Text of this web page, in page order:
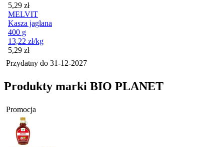
Cena
5,29 zł
MELVIT
Kasza jaglana
400 g
13,22 zł/kg
Cena
5,29 zł
Przydatny do 31-12-2027
Produkty marki BIO PLANET
Promocja